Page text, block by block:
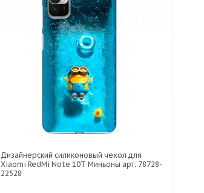
Дизайнерский силиконовый чехол для
Xiaomi RedMi Note 10T Миньоны арт: 78728-
22528